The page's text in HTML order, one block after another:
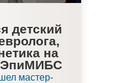
детский
на
ЭпиМИБС
мастер-